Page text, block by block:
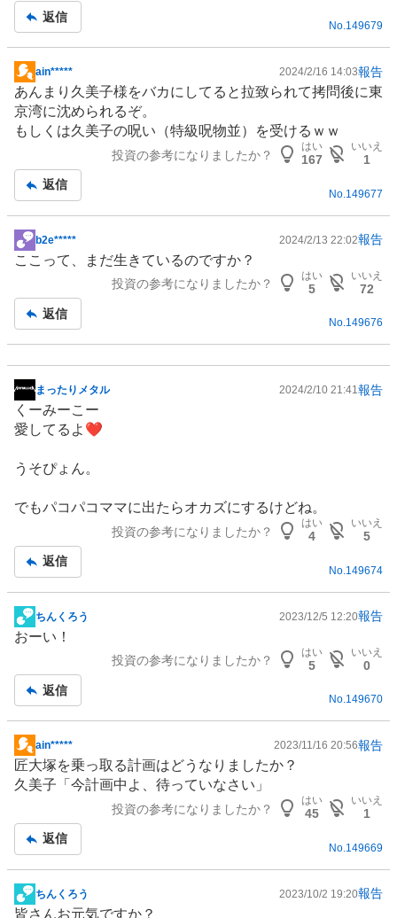
返信
No.149679
掲
示
板
記
ain***** 2024/2/16 14:03報告
あんまり久美子様をバカにしてると拉致られて拷問後に東
京湾に沈められるぞ。
もしくは久美子の呪い（特級呪物並）を受けるｗｗ
投資の参考になりましたか？
はい
167
いいえ
1
返信
No.149677
掲
示
事
b2e***** 2024/2/13 22:02報告
ここって、まだ生きているのですか？
投資の参考になりましたか？
はい
5
いいえ
72
返信
No.149676
掲
示
板
事
まったりメタル 2024/2/10 21:41報告
くーみーこー
愛してるよ❤️
うそぴょん。
でもパコパコママに出たらオカズにするけどね。
投資の参考になりましたか？
はい
4
いいえ
5
返信
No.149674
掲
示
事
ちんくろう 2023/12/5 12:20報告
おーい！
投資の参考になりましたか？
はい
5
いいえ
0
返信
No.149670
掲
示
板
ain***** 2023/11/16 20:56報告
匠大塚を乗っ取る計画はどうなりましたか？
久美子「今計画中よ、待っていなさい」
投資の参考になりましたか？
はい
45
いいえ
1
返信
No.149669
掲
ちんくろう 2023/10/2 19:20報告
皆さんお元気ですか？